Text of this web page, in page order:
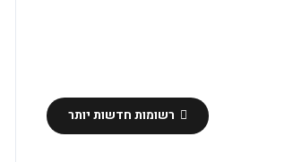
רשומות חדשות יותר